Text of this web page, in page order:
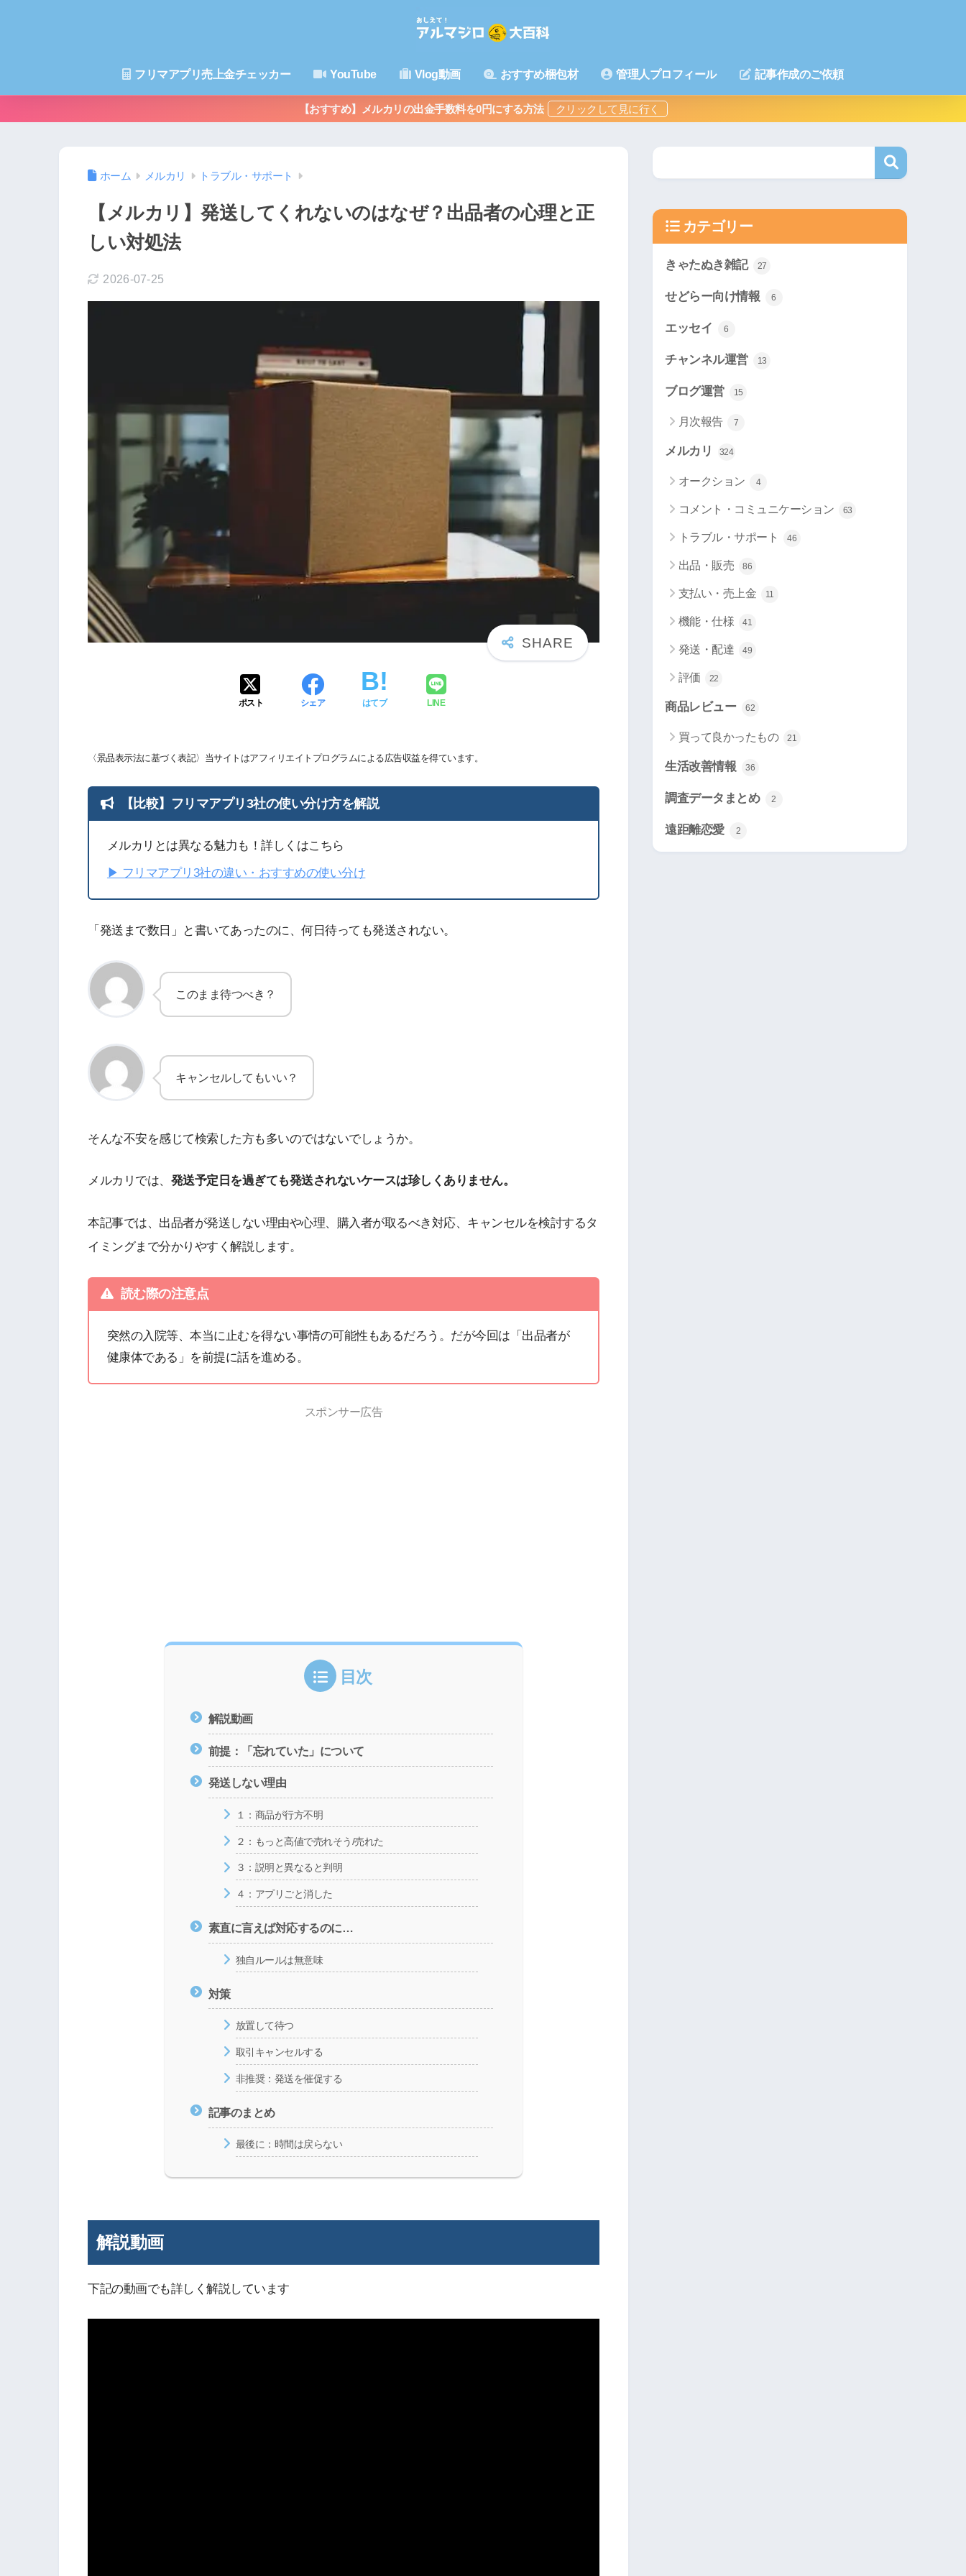
フリマアプリ売上金チェッカー YouTube Vlog動画 おすすめ梱包材 管理人プロフィール 記事作成のご依頼
【おすすめ】メルカリの出金手数料を0円にする方法
ホーム メルカリ トラブル・サポート
【メルカリ】発送してくれないのはなぜ？出品者の心理と正
しい対処法
2026-07-25
ポスト シェア はてブ LINE
〈景品表示法に基づく表記〉当サイトはアフィリエイトプログラムによる広告収益を得ています。
【比較】フリマアプリ3社の使い分け方を解説
メルカリとは異なる魅力も！詳しくはこちら
▶︎ フリマアプリ3社の違い・おすすめの使い分け
「発送まで数日」と書いてあったのに、何日待っても発送されない。
このまま待つべき？
キャンセルしてもいい？
そんな不安を感じて検索した方も多いのではないでしょうか。
メルカリでは、 発送予定日を過ぎても発送されないケースは珍しくありません。
本記事では、出品者が発送しない理由や心理、購入者が取るべき対応、キャンセルを検討するタ
イミングまで分かりやすく解説します。
読む際の注意点
突然の入院等、本当に止むを得ない事情の可能性もあるだろう。だが今回は「出品者が
健康体である」を前提に話を進める。
スポンサー広告
目次
解説動画
前提：「忘れていた」について
発送しない理由
１：商品が行方不明
２：もっと高値で売れそう/売れた
３：説明と異なると判明
４：アプリごと消した
素直に言えば対応するのに…
独自ルールは無意味
対策
放置して待つ
取引キャンセルする
非推奨：発送を催促する
記事のまとめ
最後に：時間は戻らない
解説動画
下記の動画でも詳しく解説しています
カテゴリー
きゃたぬき雑記 27
せどらー向け情報 6
エッセイ 6
チャンネル運営 13
ブログ運営 15
月次報告 7
メルカリ 324
オークション 4
コメント・コミュニケーション 63
トラブル・サポート 46
出品・販売 86
支払い・売上金 11
機能・仕様 41
発送・配達 49
評価 22
商品レビュー 62
買って良かったもの 21
生活改善情報 36
調査データまとめ 2
遠距離恋愛 2